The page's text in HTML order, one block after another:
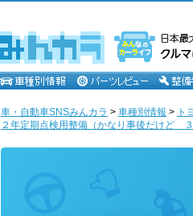
車・自動車SNSみんカラ > 車種別情報 > ト
２年定期点検用整備（かなり事後だけど